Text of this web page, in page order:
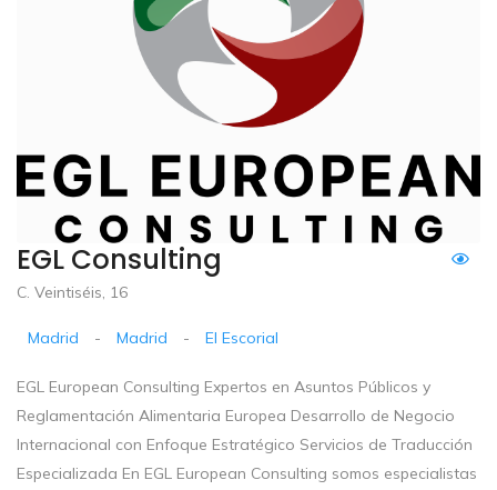
EGL Consulting
C. Veintiséis, 16
Madrid - Madrid - El Escorial
EGL European Consulting Expertos en Asuntos Públicos y
Reglamentación Alimentaria Europea Desarrollo de Negocio
Internacional con Enfoque Estratégico Servicios de Traducción
Especializada En EGL European Consulting somos especialistas